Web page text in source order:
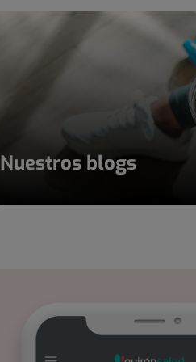
Nuestros blogs